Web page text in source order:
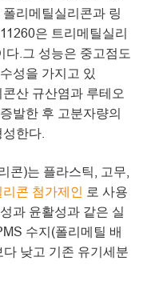
리메틸실리콘과 링
은 트리메틸실리
다.그 성능은 중고점도
성을 가지고 있
산 규산염과 루테오
발한 후 고분자량의
한다.
콘)는 플라스틱, 고무,
리콘 첨가제인 로 사용
과 윤활성과 같은 실
수지(폴리메틸 배
낮고 기존 유기세분